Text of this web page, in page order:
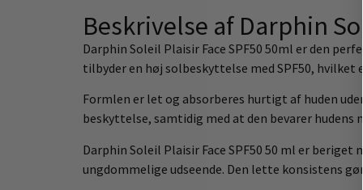
Beskrivelse af Darphin
Darphin Soleil Plaisir Face SPF50 50ml er den
tilbyder en høj solbeskyttelse med SPF50, hvilket
Formlen er let og absorberes hurtigt af huden
beskyttelse, samtidig med at den bevarer hudens
Darphin Soleil Plaisir Face SPF50 50 ml er
ungdommelige udseende. Den lette konsistens